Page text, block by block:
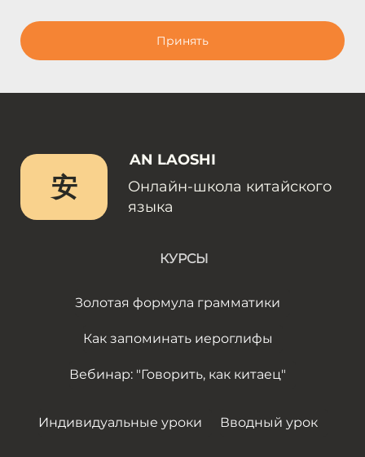
Принять
安
AN LAOSHI
Онлайн-школа китайского
языка
КУРСЫ
Золотая формула грамматики
Как запоминать иероглифы
Вебинар: "Говорить, как китаец"
Индивидуальные уроки Вводный урок